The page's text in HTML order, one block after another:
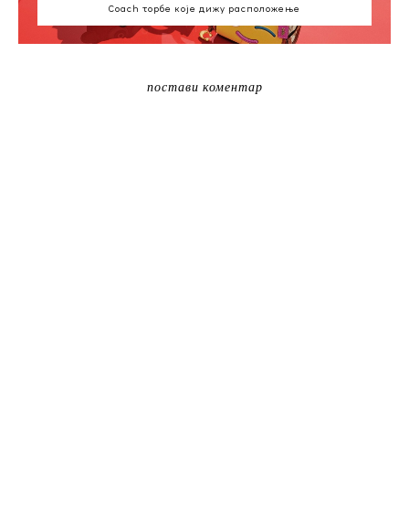
Coach торбе које дижу расположење
постави коментар